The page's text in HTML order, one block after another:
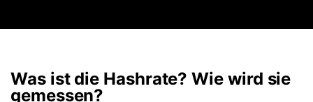
Was ist die Hashrate? Wie wird sie
gemessen?